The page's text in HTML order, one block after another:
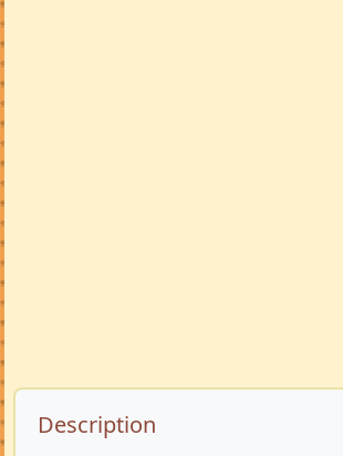
Description de l’annonce
Description